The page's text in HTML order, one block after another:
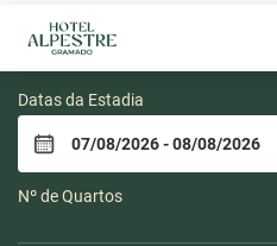
Hotel Alpestre
Datas da Estadia
Nº de Quartos